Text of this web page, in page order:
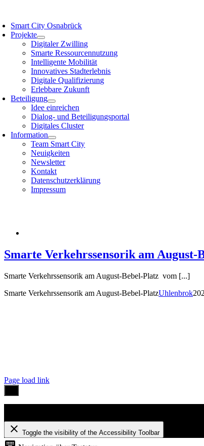
springen
Smart City Osnabrück
Projekte
Digitaler Zwilling
Smarte Ressourcennutzung
Intelligente Mobilität
Innovatives Stadterlebnis
Digitale Qualifizierung
Erlebbare Zukunft
Beteiligung
Idee einreichen
Dialog- und Beteiligungsportal
Digitales Cluster
Information
Team Smart City
Neuigkeiten
Newsletter
Kontakt
Datenschutzerklärung
Impressum
Smarte Verkehrssensorik am August-
Smarte Verkehrssensorik am August-Bebel-Platz vom [...]
Smarte Verkehrssensorik am August-Bebel-PlatzUhlenbrok
Page load link
close Toggle the visibility of the Accessibility Toolbar